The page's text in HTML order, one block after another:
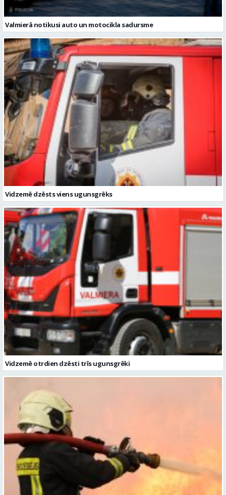
Valmierā notikusi auto un motocikla sadursme
Vidzemē dzēsts viens ugunsgrēks
Vidzemē otrdien dzēsti trīs ugunsgrēki